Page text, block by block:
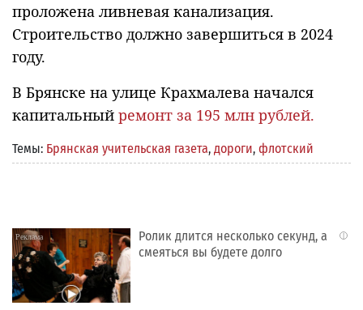
проложена ливневая канализация.
Строительство должно завершиться в 2024
году.
В Брянске на улице Крахмалева начался
капитальный ремонт за 195 млн рублей.
Темы: Брянская учительская газета, дороги, флотский
i
Ролик длится несколько секунд, а
смеяться вы будете долго